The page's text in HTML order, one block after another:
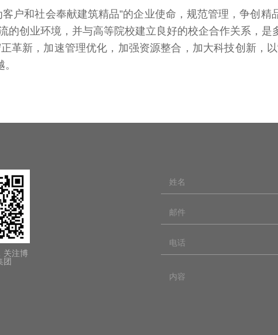
和社会奉献建筑精品”的企业使命，规范管理，争创精
的创业环境，并与高等院校建立良好的校企合作关系，是
革新，加速管理优化，加强资源整合，加大科技创新，以
关注博
团